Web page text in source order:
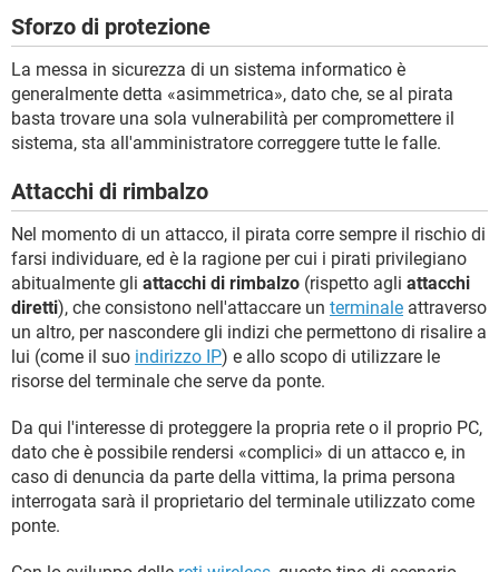
Sforzo di protezione
La messa in sicurezza di un sistema informatico è
generalmente detta «asimmetrica», dato che, se al pirata
basta trovare una sola vulnerabilità per compromettere il
sistema, sta all'amministratore correggere tutte le falle.
Attacchi di rimbalzo
Nel momento di un attacco, il pirata corre sempre il rischio di
farsi individuare, ed è la ragione per cui i pirati privilegiano
abitualmente gli attacchi di rimbalzo (rispetto agli attacchi
diretti), che consistono nell'attaccare un terminale attraverso
un altro, per nascondere gli indizi che permettono di risalire a
lui (come il suo indirizzo IP) e allo scopo di utilizzare le
risorse del terminale che serve da ponte.
Da qui l'interesse di proteggere la propria rete o il proprio PC,
dato che è possibile rendersi «complici» di un attacco e, in
caso di denuncia da parte della vittima, la prima persona
interrogata sarà il proprietario del terminale utilizzato come
ponte.